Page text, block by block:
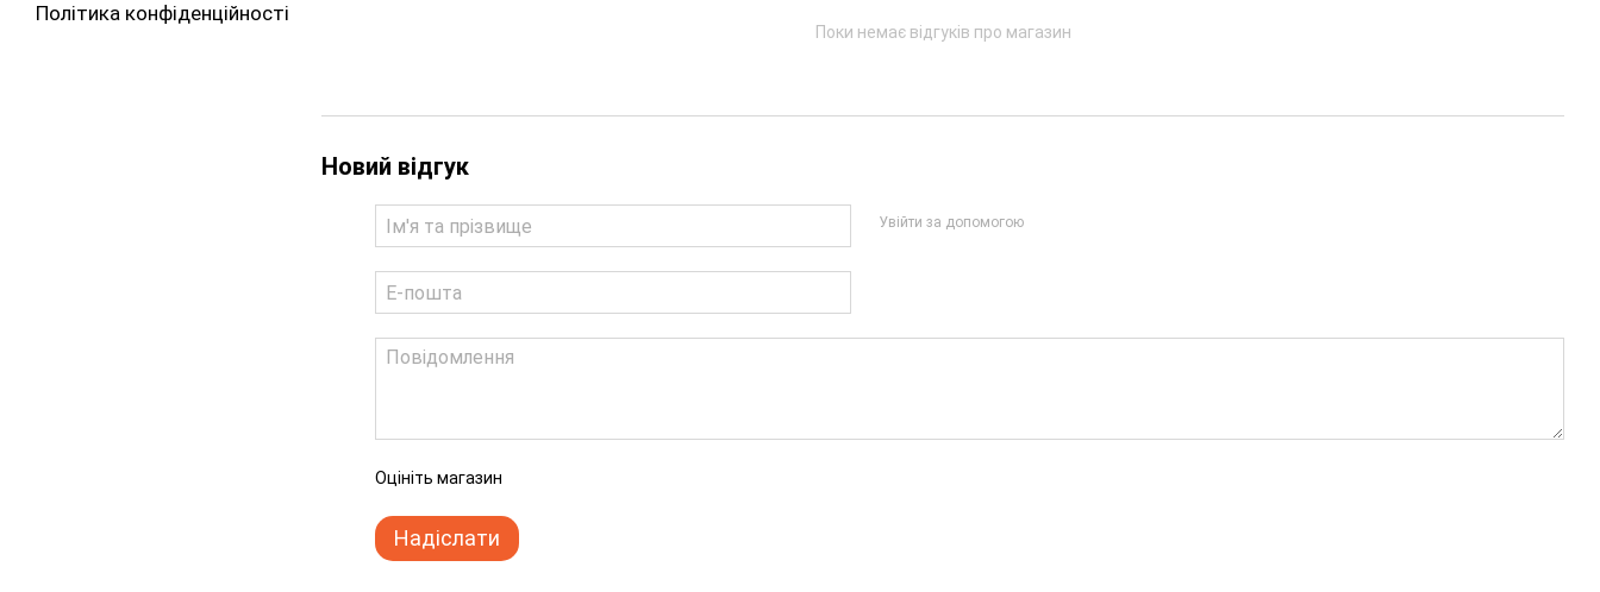
Поки немає відгуків про магазин
Новий відгук
Увійти за допомогою
Оцініть магазин
Надіслати
Політика конфіденційності